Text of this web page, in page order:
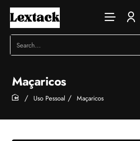
Search...
Maçaricos
home
Uso Pessoal Maçaricos